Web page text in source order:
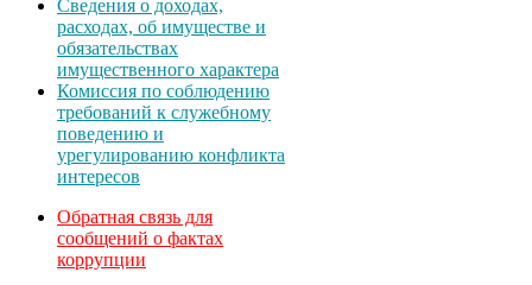
Сведения о доходах,
расходах, об имуществе и
обязательствах
имущественного характера
Комиссия по соблюдению
требований к служебному
поведению и
урегулированию конфликта
интересов
Обратная связь для
сообщений о фактах
коррупции